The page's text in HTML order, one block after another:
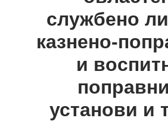
службено
казнено-
и
установи и